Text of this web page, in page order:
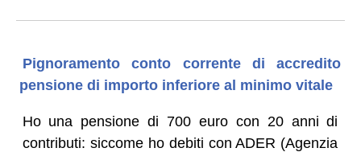
Pignoramento conto corrente di accredito
pensione di importo inferiore al minimo vitale
Ho una pensione di 700 euro con 20 anni di
contributi: siccome ho debiti con ADER (Agenzia